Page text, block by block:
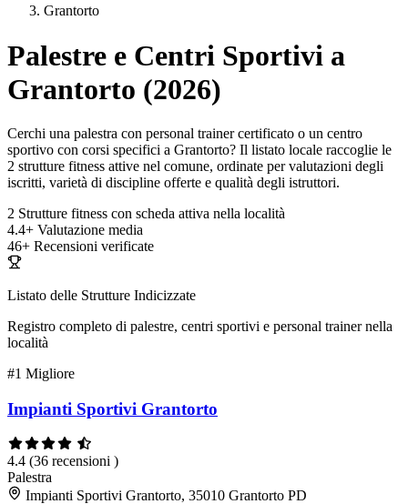
Grantorto
Palestre e Centri Sportivi a
Grantorto (2026)
Cerchi una palestra con personal trainer certificato o un centro
sportivo con corsi specifici a Grantorto? Il listato locale raccoglie le
2 strutture fitness attive nel comune, ordinate per valutazioni degli
iscritti, varietà di discipline offerte e qualità degli istruttori.
2 Strutture fitness con scheda attiva nella località
4.4+ Valutazione media
46+ Recensioni verificate
Listato delle Strutture Indicizzate
Registro completo di palestre, centri sportivi e personal trainer nella
località
#1 Migliore
Impianti Sportivi Grantorto
4.4 (36 recensioni )
Palestra
Impianti Sportivi Grantorto, 35010 Grantorto PD